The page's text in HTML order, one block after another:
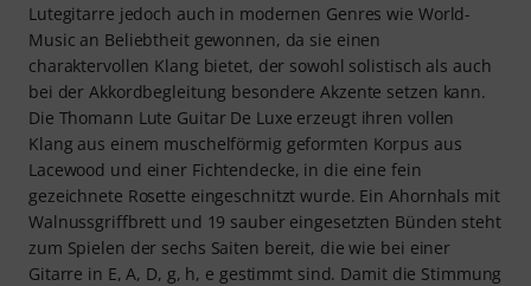
Lutegitarre jedoch auch in modernen Genres wie World-
Music an Beliebtheit gewonnen, da sie einen
charaktervollen Klang bietet, der sowohl solistisch als auch
bei der Akkordbegleitung besondere Akzente setzen kann.
Die Thomann Lute Guitar De Luxe erzeugt ihren vollen
Klang aus einem muschelförmig geformten Korpus aus
Lacewood und einer Fichtendecke, in die eine fein
gezeichnete Rosette eingeschnitzt wurde. Ein Ahornhals mit
Walnussgriffbrett und 19 sauber eingesetzten Bünden steht
zum Spielen der sechs Saiten bereit, die wie bei einer
Gitarre in E, A, D, g, h, e gestimmt sind. Damit die Stimmung